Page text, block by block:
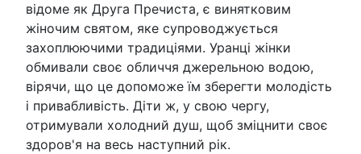
відоме як Друга Пречиста, є винятковим
жіночим святом, яке супроводжується
захоплюючими традиціями. Уранці жінки
обмивали своє обличчя джерельною водою,
вірячи, що це допоможе їм зберегти молодість
і привабливість. Діти ж, у свою чергу,
отримували холодний душ, щоб зміцнити своє
здоров'я на весь наступний рік.